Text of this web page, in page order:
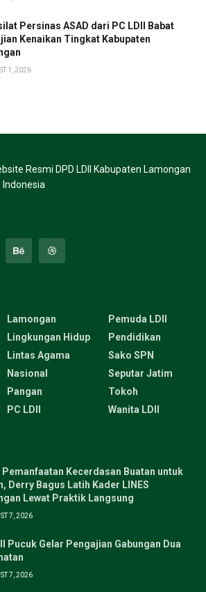
Persinas ASAD dari PC LDII Babat
Kenaikan Tingkat Kabupaten
1, 2026
Resmi DPD LDII Kabupaten Lamongan
Lamongan
Lingkungan Hidup
Lintas Agama
Nasional
Pangan
PC LDII
Pemuda LDII
Pendidikan
Sako SPN
Seputar Jatim
Tokoh
Wanita LDII
Pemanfaatan Kecerdasan Buatan untuk
Derry Bagus Latih Kader LINES
Lewat Praktik Langsung
7, 2026
Pucuk Gelar Pengajian Gabungan Dua
7, 2026